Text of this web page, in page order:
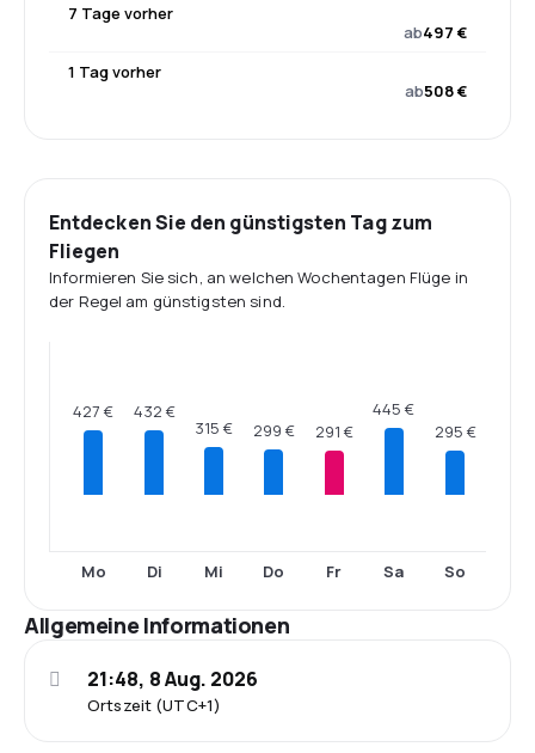
7 Tage vorher
ab497 €
1 Tag vorher
ab508 €
Entdecken Sie den günstigsten Tag zum
Fliegen
Informieren Sie sich, an welchen Wochentagen Flüge in
der Regel am günstigsten sind.
427 €
Mo
432 €
Di
315 €
Mi
299 €
Do
291 €
Fr
445 €
Sa
295 €
So
Allgemeine Informationen
Ortszeit (UTC+1)
21:48, 8 Aug. 2026